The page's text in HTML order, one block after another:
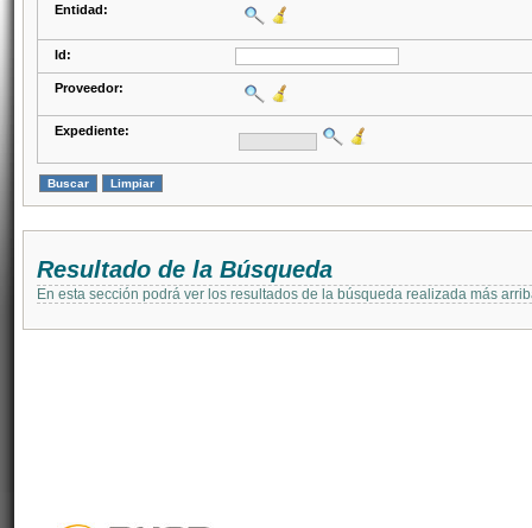
Entidad:
Id:
Proveedor:
Expediente:
Resultado de la Búsqueda
En esta sección podrá ver los resultados de la búsqueda realizada más